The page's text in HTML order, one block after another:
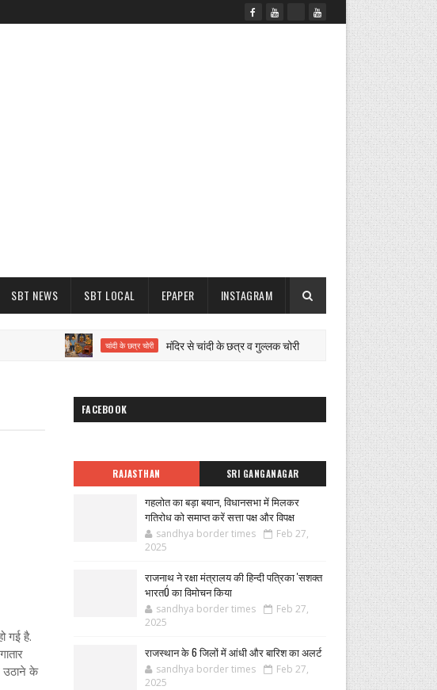
SBT NEWS SBT LOCAL EPAPER INSTAGRAM
चांदी के छत्र चोरी मंदिर से चांदी के छत्र व गुल्लक चोरी झाबर सिंह खर्रा इस बार
गई है.
उठाने के
FACEBOOK
RAJASTHAN SRI GANGANAGAR
गहलोत का बड़ा बयान, विधानसभा में मिलकर
गतिरोध को समाप्त करें सत्ता पक्ष और विपक्ष
sandhya border times
Feb 27,
2025
राजनाथ ने रक्षा मंत्रालय की हिन्दी पत्रिका 'सशक्त
भारतÓ का विमोचन किया
sandhya border times
Feb 27,
2025
राजस्थान के 6 जिलों में आंधी और बारिश का अलर्ट
sandhya border times
Feb 27,
2025